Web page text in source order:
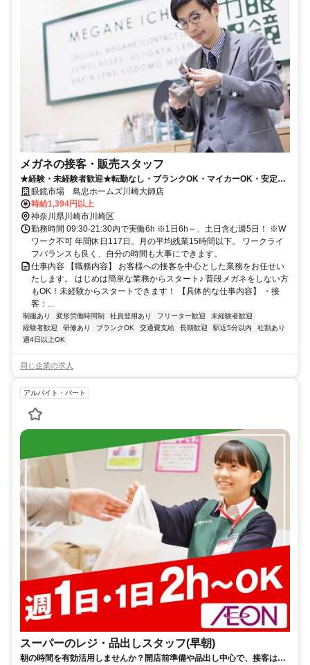
メガネの接客・販売スタッフ
★経験・未経験者歓迎★転勤なし・ブランクOK・マイカーOK・安定
No1 （1日6h土日含む週5日）
眼鏡市場 島忠ホームズ川崎大師店
時給1,394円以上
神奈川県川崎市川崎区
勤務時間 09:30-21:30内で実働6h ※1日6h～、土日含む週5日！ ※W
ワーク不可 年間休日117日。月の平均残業15時間以下。 ワークライ
フバランスも良く、自分の時間も大事にできます。
仕事内容 【職務内容】 お客様への接客を中心とした業務をお任せい
たします。 はじめは簡単な業務からスタート♪ 普段メガネをしない方
もOK！未経験からスタートできます！ 【具体的な仕事内容】 ・接
客：...
制服あり 変形労働時間制 社員登用あり フリーター歓迎
未経験者歓迎
経験者歓迎
研修あり ブランクOK 交通費支給 長期歓迎 駅近5分以内
社割あり
週4日以上OK
同じ企業の求人
アルバイト・パート
スーパーのレジ・品出しスタッフ(早朝)
朝の時間を有効活用しませんか？開店前準備や品出し中心で、接客は少